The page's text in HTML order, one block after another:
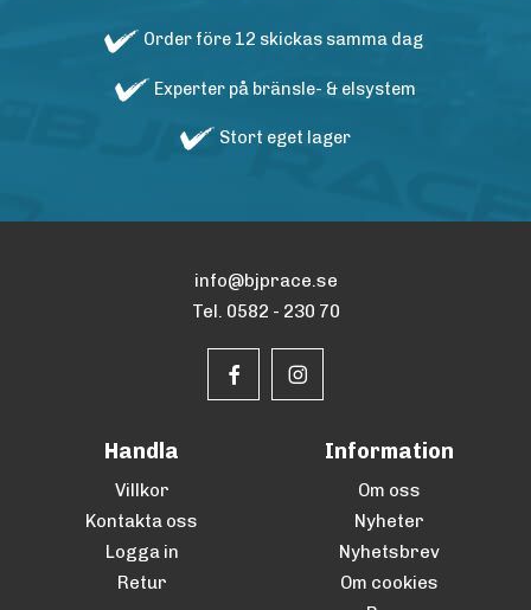
Order före 12 skickas samma dag
Experter på bränsle- & elsystem
Stort eget lager
info@bjprace.se
Tel. 0582 - 230 70
Handla
Villkor
Kontakta oss
Logga in
Retur
Information
Om oss
Nyheter
Nyhetsbrev
Om cookies